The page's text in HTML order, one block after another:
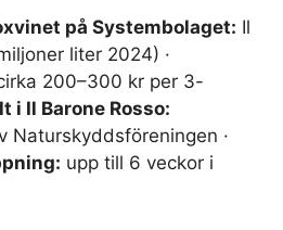
på Systembolaget: Il
liter 2024) ·
200–300 kr per 3-
i Il Barone Rosso:
Naturskyddsföreningen ·
upp till 6 veckor i